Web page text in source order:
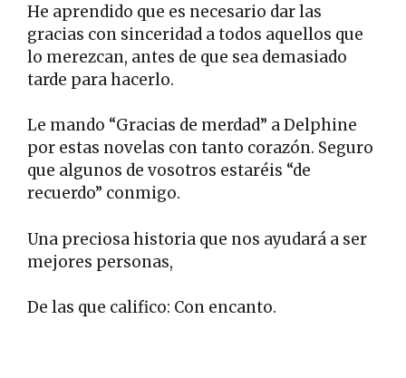
He aprendido que es necesario dar las
gracias con sinceridad a todos aquellos que
lo merezcan, antes de que sea demasiado
tarde para hacerlo.
Le mando “Gracias de merdad” a Delphine
por estas novelas con tanto corazón. Seguro
que algunos de vosotros estaréis “de
recuerdo” conmigo.
Una preciosa historia que nos ayudará a ser
mejores personas,
De las que califico: Con encanto.